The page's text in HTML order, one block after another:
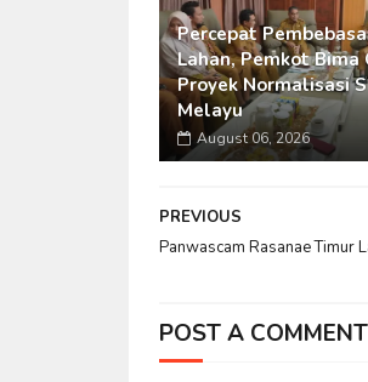
Percepat
Lahan, Pemkot Bima
Proyek Normalisasi
Melayu
August 06, 2026
PREVIOUS
Panwascam Rasanae Timur
POST A COMMENT